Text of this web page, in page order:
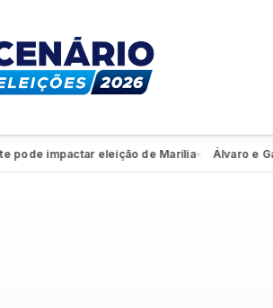
impactar eleição de Marília● Álvaro e